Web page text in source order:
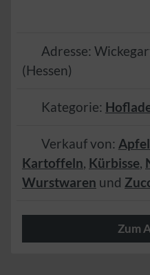
Adresse:
(Hessen)
Kategorie:
Verkauf von:
Kartoffeln, Kürbisse,
Wurstwaren und
Zum